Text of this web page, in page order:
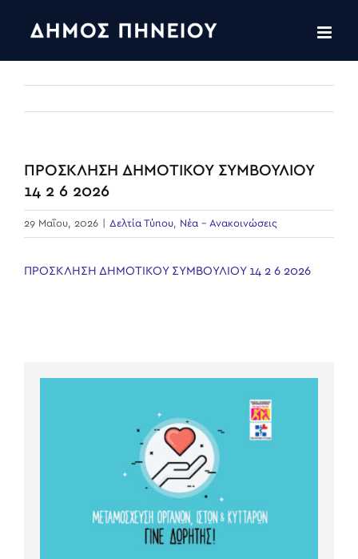
ΠΡΟΣΚΛΗΣΗ ΔΗΜΟΤΙΚΟΥ ΣΥΜΒΟΥΛΙΟΥ
14 2 6 2026
29 Μαΐου, 2026 Δελτία Τύπου, Νέα - Ανακοινώσεις
ΠΡΟΣΚΛΗΣΗ ΔΗΜΟΤΙΚΟΥ ΣΥΜΒΟΥΛΙΟΥ 14 2 6 2026